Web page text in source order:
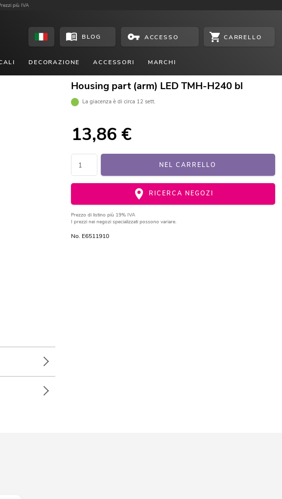
più IVA
BLOG ACCESSO CARRELLO
DECORAZIONE ACCESSORI MARCHI
Housing part (arm) LED TMH-H240 bl
La giacenza è di circa 12 sett.
13,86 €
NEL CARRELLO
RICERCA NEGOZI
Prezzo di listino più 19% IVA
I prezzi nei negozi specializzati possono variare.
No. E6511910